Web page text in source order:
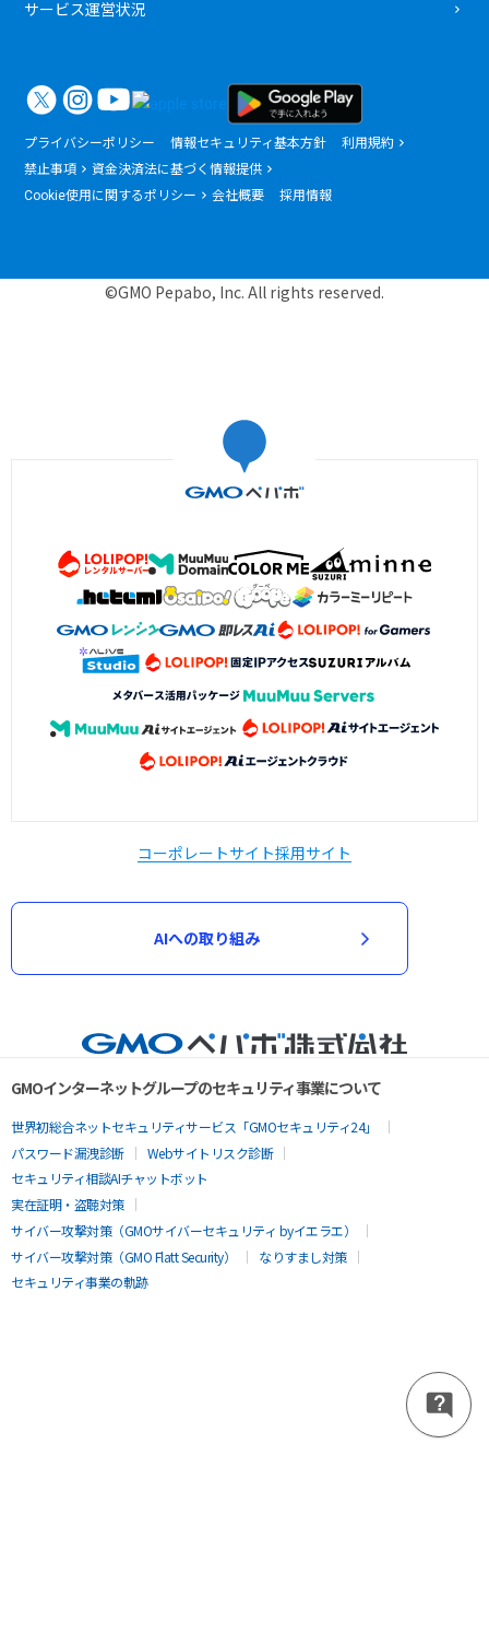
サービス運営状況
プライバシーポリシー 情報セキュリティ基本方針
利用規約
禁止事項
資金決済法に基づく情報提供
Cookie使用に関するポリシー
会社概要 採用情報
©GMO Pepabo, Inc. All rights reserved.
コーポレートサイト採用サイト
AIへの取り組み
GMOインターネットグループのセキュリティ事業について
世界初総合ネットセキュリティサービス「GMOセキュリティ24」
パスワード漏洩診断
Webサイトリスク診断
セキュリティ相談AIチャットボット
実在証明・盗聴対策
サイバー攻撃対策（GMOサイバーセキュリティ byイエラエ）
サイバー攻撃対策（GMO Flatt Security）
なりすまし対策
セキュリティ事業の軌跡